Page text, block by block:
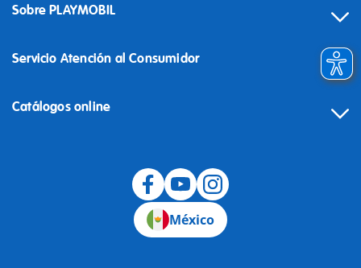
Sobre PLAYMOBIL
Servicio Atención al Consumidor
Catálogos online
México